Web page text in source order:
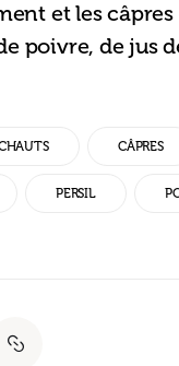
et les
poivre, de jus
CÂPRES
PERSIL